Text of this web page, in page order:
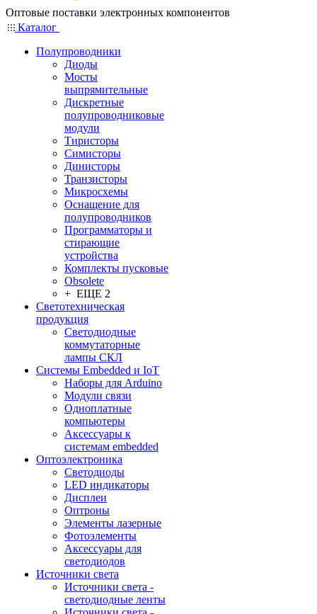
Оптовые поставки электронных компонентов
Каталог
Полупроводники
Диоды
Мосты
выпрямительные
Дискретные
полупроводниковые
модули
Тиристоры
Симисторы
Динисторы
Транзисторы
Микросхемы
Оснащение для
полупроводников
Программаторы и
стирающие
устройства
Комплекты пусковые
Obsolete
+ ЕЩЕ 2
Светотехническая
продукция
Светодиодные
коммутаторные
лампы СКЛ
Системы Embedded и IoT
Наборы для Arduino
Модули связи
Одноплатные
компьютеры
Аксессуары к
системам embedded
Oптоэлектроника
Светодиоды
LED индикаторы
Дисплеи
Оптроны
Элементы лазерные
Фотоэлементы
Аксессуары для
светодиодов
Источники света
Источники света -
светодиодные ленты